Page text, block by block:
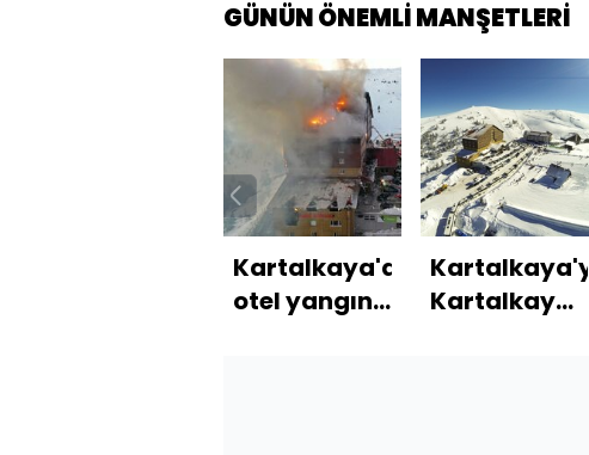
GÜNÜN ÖNEMLİ MANŞETLERİ
Kartalkaya'da
otel yangını:
Kartalkaya'yı
Kartalkaya